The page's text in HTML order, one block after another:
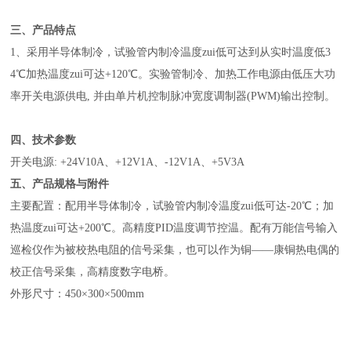
三、产品特点
1、采用半导体制冷，试验管内制冷温度zui低可达到从实时温度低3
4℃加热温度zui可达+120℃。实验管制冷、加热工作电源由低压大功
率开关电源供电, 并由单片机控制脉冲宽度调制器(PWM)输出控制。
四、技术参数
开关电源: +24V10A、+12V1A、-12V1A、+5V3A
五、产品规格与附件
主要配置： 配用半导体制冷，试验管内制冷温度zui低可达-20℃；加
热温度zui可达+200℃。高精度PID温度调节控温。配有万能信号输入
巡检仪作为被校热电阻的信号采集，也可以作为铜——康铜热电偶的
校正信号采集，高精度数字电桥。
外形尺寸：450×300×500mm